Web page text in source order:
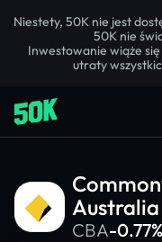
Niestety, 50K nie jest
50K nie
Inwestowanie wiąże
utraty
Australia
CBA-0.77%